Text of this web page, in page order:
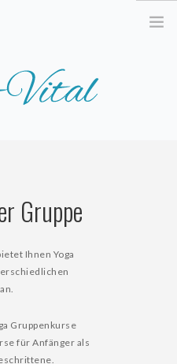
YOGA?
Gruppe
Ihnen Yoga
Gruppenkurse
für Anfänger als